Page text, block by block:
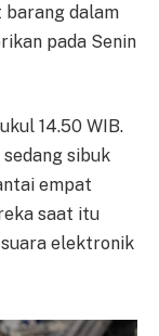
dalam
pada Senin
14.50 WIB.
sibuk
empat
saat itu
elektronik